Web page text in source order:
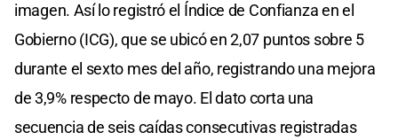
imagen. Así lo registró el Índice de Confianza en el
Gobierno (ICG), que se ubicó en 2,07 puntos sobre 5
durante el sexto mes del año, registrando una mejora
de 3,9% respecto de mayo. El dato corta una
secuencia de seis caídas consecutivas registradas